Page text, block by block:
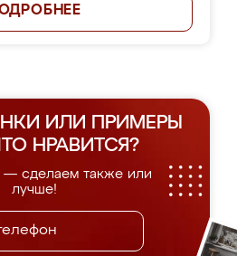
ИЛИ ПРИМЕРЫ
НРАВИТСЯ?
— сделаем также или
лучше!